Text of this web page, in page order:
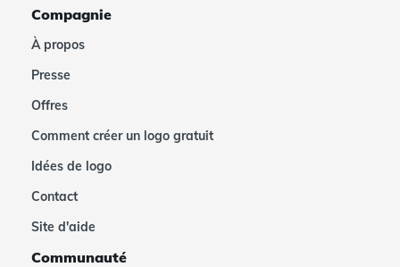
Compagnie
À propos
Presse
Offres
Comment créer un logo gratuit
Idées de logo
Contact
Site d'aide
Communauté